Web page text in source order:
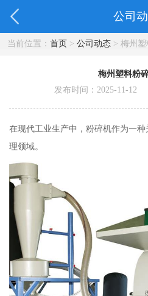
公司
当前位置： 首页> 公司动态> 梅州塑
梅州塑料粉
发布时间：2025-11-
在现代工业生产中，粉碎机作为一
理领域。